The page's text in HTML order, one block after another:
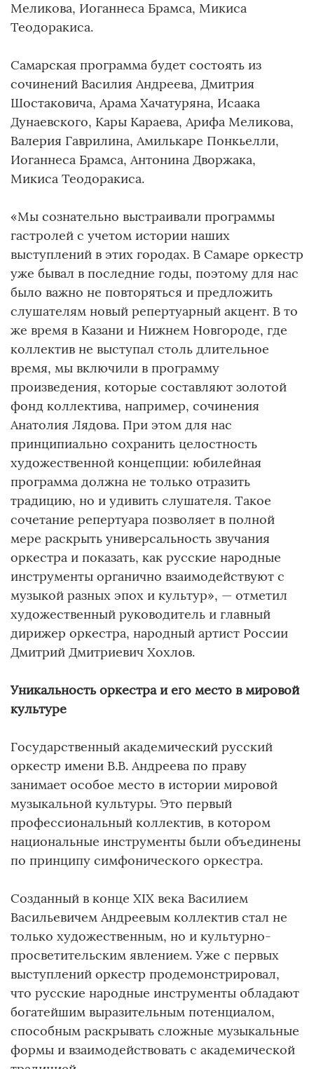
Меликова, Иоганнеса Брамса, Микиса
Теодоракиса.
Самарская программа будет состоять из
сочинений Василия Андреева, Дмитрия
Шостаковича, Арама Хачатуряна, Исаака
Дунаевского, Кары Караева, Арифа Меликова,
Валерия Гаврилина, Амилькаре Понкьелли,
Иоганнеса Брамса, Антонина Дворжака,
Микиса Теодоракиса.
«Мы сознательно выстраивали программы
гастролей с учетом истории наших
выступлений в этих городах. В Самаре оркестр
уже бывал в последние годы, поэтому для нас
было важно не повторяться и предложить
слушателям новый репертуарный акцент. В то
же время в Казани и Нижнем Новгороде, где
коллектив не выступал столь длительное
время, мы включили в программу
произведения, которые составляют золотой
фонд коллектива, например, сочинения
Анатолия Лядова. При этом для нас
принципиально сохранить целостность
художественной концепции: юбилейная
программа должна не только отразить
традицию, но и удивить слушателя. Такое
сочетание репертуара позволяет в полной
мере раскрыть универсальность звучания
оркестра и показать, как русские народные
инструменты органично взаимодействуют с
музыкой разных эпох и культур», — отметил
художественный руководитель и главный
дирижер оркестра, народный артист России
Дмитрий Дмитриевич Хохлов.
Уникальность оркестра и его место в мировой
культуре
Государственный академический русский
оркестр имени В.В. Андреева по праву
занимает особое место в истории мировой
музыкальной культуры. Это первый
профессиональный коллектив, в котором
национальные инструменты были объединены
по принципу симфонического оркестра.
Созданный в конце XIX века Василием
Васильевичем Андреевым коллектив стал не
только художественным, но и культурно-
просветительским явлением. Уже с первых
выступлений оркестр продемонстрировал,
что русские народные инструменты обладают
богатейшим выразительным потенциалом,
способным раскрывать сложные музыкальные
формы и взаимодействовать с академической